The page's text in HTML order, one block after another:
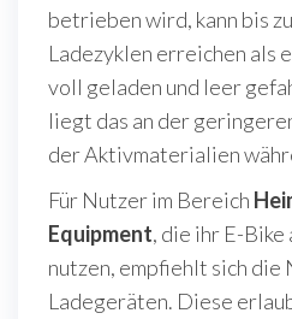
betrieben wird, kann bis
Ladezyklen erreichen als
voll geladen und leer
liegt das an der
der Aktivmaterialien
Für Nutzer im Bereich
Equipment, die ihr E-Bike
nutzen, empfiehlt sich die
Ladegeräten. Diese